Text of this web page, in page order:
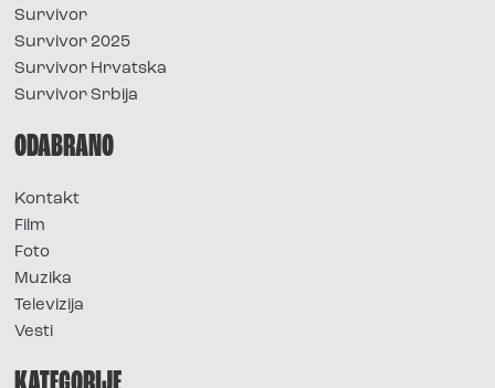
Survivor
Survivor 2025
Survivor Hrvatska
Survivor Srbija
ODABRANO
Kontakt
Film
Foto
Muzika
Televizija
Vesti